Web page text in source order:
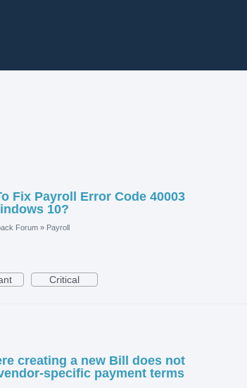
Fix Payroll Error Code 40003
10?
Forum » Payroll
Critical
creating a new Bill does not
specific payment terms